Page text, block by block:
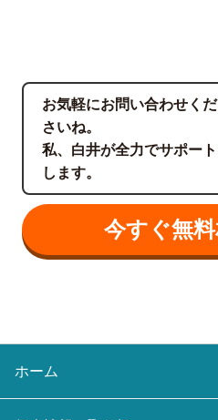
お気軽にお問い合わせくだ
さいね。
私、白井が全力でサポート
します。
今すぐ無
ホーム